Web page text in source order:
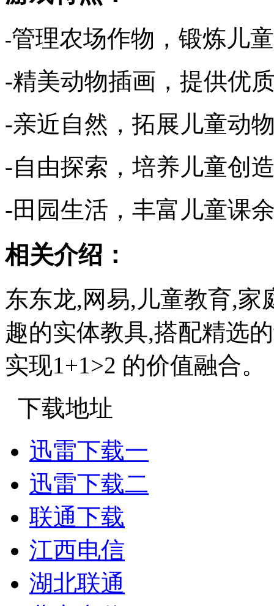
-管理农场作物，锻炼儿
-精美动物插画，提供优
-亲近自然，拓展儿童动
-自由探索，培养儿童创
-田园生活，丰富儿童课
相关介绍：
东东龙,网易,儿童教育,家
趣的实体教具,搭配精选
实现1+1>2 的价值融合。
下载地址
迅雷下载一
迅雷下载二
联通下载
江西电信
湖北联通